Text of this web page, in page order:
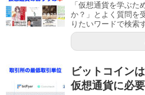
「仮想通貨を学ぶた
か？」とよく質問を
りたいワードで検索
ビットコイン
仮想通貨に必